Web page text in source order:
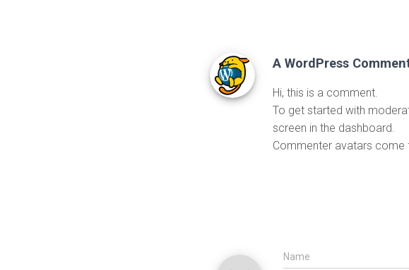
A WordPress
Hi, this is a comment.
To get started with
screen in the dashboard.
Commenter avatars come
Name